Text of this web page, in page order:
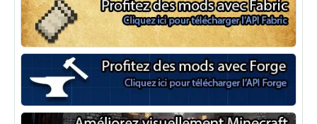
Minecraft Fabric
Minecraft Forge